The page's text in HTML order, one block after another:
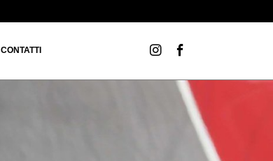
CONTATTI